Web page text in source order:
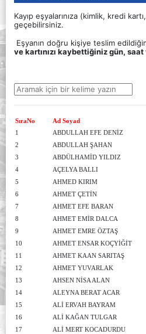
Kayıp eşyalarınıza (kimlik, kredi
geçebilirsiniz.
Eşyanın doğru kişiye teslim
ve kartınızı kaybettiğiniz gün, saat
SıraNo Ad Soyad
1
ABDULLAH EFE DENİZ
2
ABDULLAH ŞAHAN
3
ABDÜLHAMİD YILDIZ
4
AÇELYA BALLI
5
AHMED KIRIM
6
AHMET ÇETİN
7
AHMET EFE BARAN
8
AHMET EMİR DALCA
9
AHMET EMRE ÖZTAŞ
10
AHMET ENSAR KOÇYİĞİT
11
AHMET KAAN SARITAŞ
12
AHMET YUVARLAK
13
AHSEN NİSA ALAN
14
ALEYNA BERAT ACAR
15
ALİ ERVAH BAYRAM
16
ALİ KAĞAN TULGAR
17
ALİ MERT KOCADURDU